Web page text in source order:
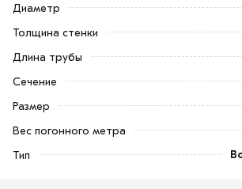
Диаметр
Толщина стенки
Длина трубы
Сечение
Размер
Вес погонного метра
Тип